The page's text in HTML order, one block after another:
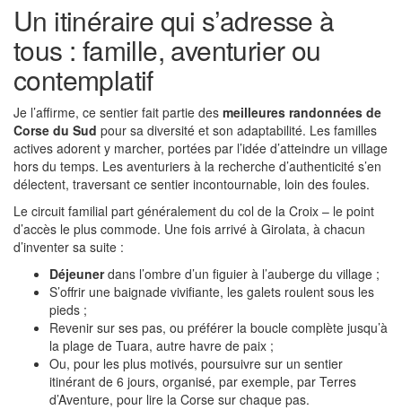
Un itinéraire qui s’adresse à
tous : famille, aventurier ou
contemplatif
Je l’affirme, ce sentier fait partie des meilleures randonnées de
Corse du Sud pour sa diversité et son adaptabilité. Les familles
actives adorent y marcher, portées par l’idée d’atteindre un village
hors du temps. Les aventuriers à la recherche d’authenticité s’en
délectent, traversant ce sentier incontournable, loin des foules.
Le circuit familial part généralement du col de la Croix – le point
d’accès le plus commode. Une fois arrivé à Girolata, à chacun
d’inventer sa suite :
Déjeunerdans l’ombre d’un figuier à l’auberge du village ;
S’offrir une baignade vivifiante, les galets roulent sous les
pieds ;
Revenir sur ses pas, ou préférer la boucle complète jusqu’à
la plage de Tuara, autre havre de paix ;
Ou, pour les plus motivés, poursuivre sur un sentier
itinérant de 6 jours, organisé, par exemple, par Terres
d’Aventure, pour lire la Corse sur chaque pas.